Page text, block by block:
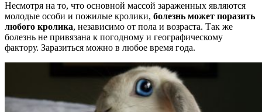
Несмотря на то, что основной массой зараженных являются
молодые особи и пожилые кролики, болезнь может поразить
любого кролика, независимо от пола и возраста. Так же
болезнь не привязана к погодному и географическому
фактору. Заразиться можно в любое время года.